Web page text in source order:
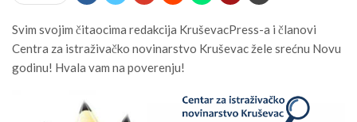
Svim svojim čitaocima redakcija KruševacPress-a i članovi
Centra za istraživačko novinarstvo Kruševac žele srećnu Novu
godinu! Hvala vam na poverenju!